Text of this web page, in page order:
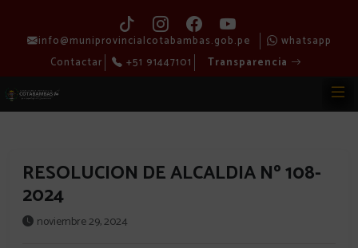
info@muniprovincialcotabambas.gob.pe
whatsapp
Contactar
+51 91447101 Transparencia
RESOLUCION DE ALCALDIA Nº 108-
2024
noviembre 29, 2024